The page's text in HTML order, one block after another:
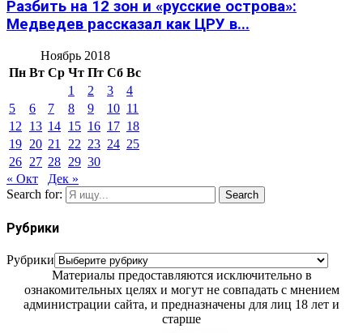
Разбить на 12 зон и «русские острова»:
Медведев рассказал как ЦРУ в...
Ноябрь 2018
Пн Вт Ср Чт Пт Сб Вс
1
2 3
4
5
6 7 8 9 10 11
12
13 14 15 16 17 18
19 20 21 22 23 24 25
26 27 28 29 30
« Окт
Дек »
Search for:
Search
Рубрики
Рубрики
Материалы предоставляются исключительно в
ознакомительных целях и могут не совпадать с мнением
администрации сайта, и предназначены для лиц 18 лет и
старше